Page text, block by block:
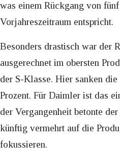
was einem Rückgang von
Vorjahreszeitraum entspricht.
Besonders drastisch war der
ausgerechnet im obersten
der S-Klasse. Hier sanken
Prozent. Für Daimler ist das
der Vergangenheit betonte
künftig vermehrt auf die
fokussieren.